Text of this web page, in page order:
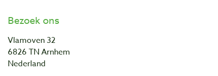
Bezoek ons
Vlamoven 32
6826 TN Arnhem
Nederland